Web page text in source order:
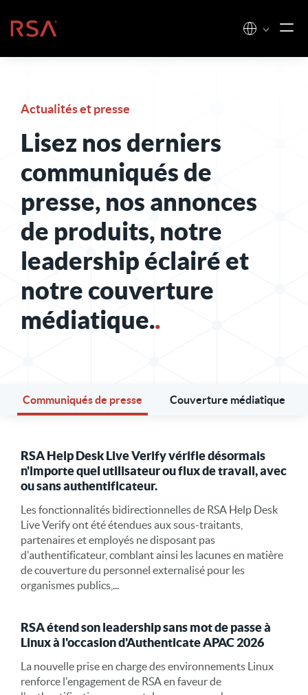
Accueil
Actualités et presse
Lisez nos derniers
communiqués de
presse, nos annonces
de produits, notre
leadership éclairé et
notre couverture
médiatique..
Communiqués de presse Couverture médiatique
RSA Help Desk Live Verify vérifie désormais
n'importe quel utilisateur ou flux de travail, avec
ou sans authentificateur.
Les fonctionnalités bidirectionnelles de RSA Help Desk
Live Verify ont été étendues aux sous-traitants,
partenaires et employés ne disposant pas
d'authentificateur, comblant ainsi les lacunes en matière
de couverture du personnel externalisé pour les
organismes publics,...
RSA étend son leadership sans mot de passe à
Linux à l'occasion d'Authenticate APAC 2026
La nouvelle prise en charge des environnements Linux
renforce l'engagement de RSA en faveur de